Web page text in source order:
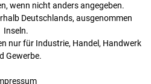
wenn nicht anders angegeben.
Deutschlands, ausgenommen
Inseln.
nur für Industrie, Handel, Handwerk
Gewerbe.